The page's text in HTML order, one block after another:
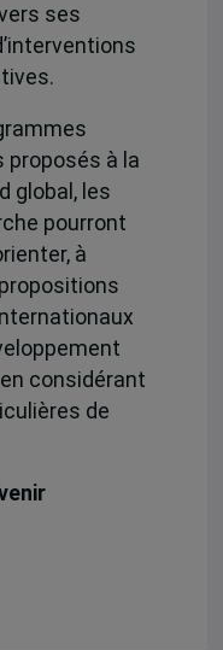
ses
proposés à la
global, les
pourront
à
considérant
de